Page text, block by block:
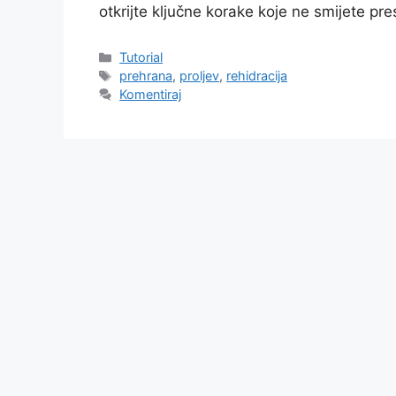
otkrijte ključne korake koje ne smijete
Kategorije
Tutorial
Oznake
prehrana, proljev, rehidracija
Komentiraj